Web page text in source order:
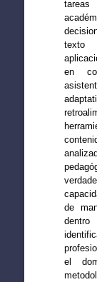
texto
en
de
el